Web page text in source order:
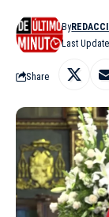
Last
By
Share